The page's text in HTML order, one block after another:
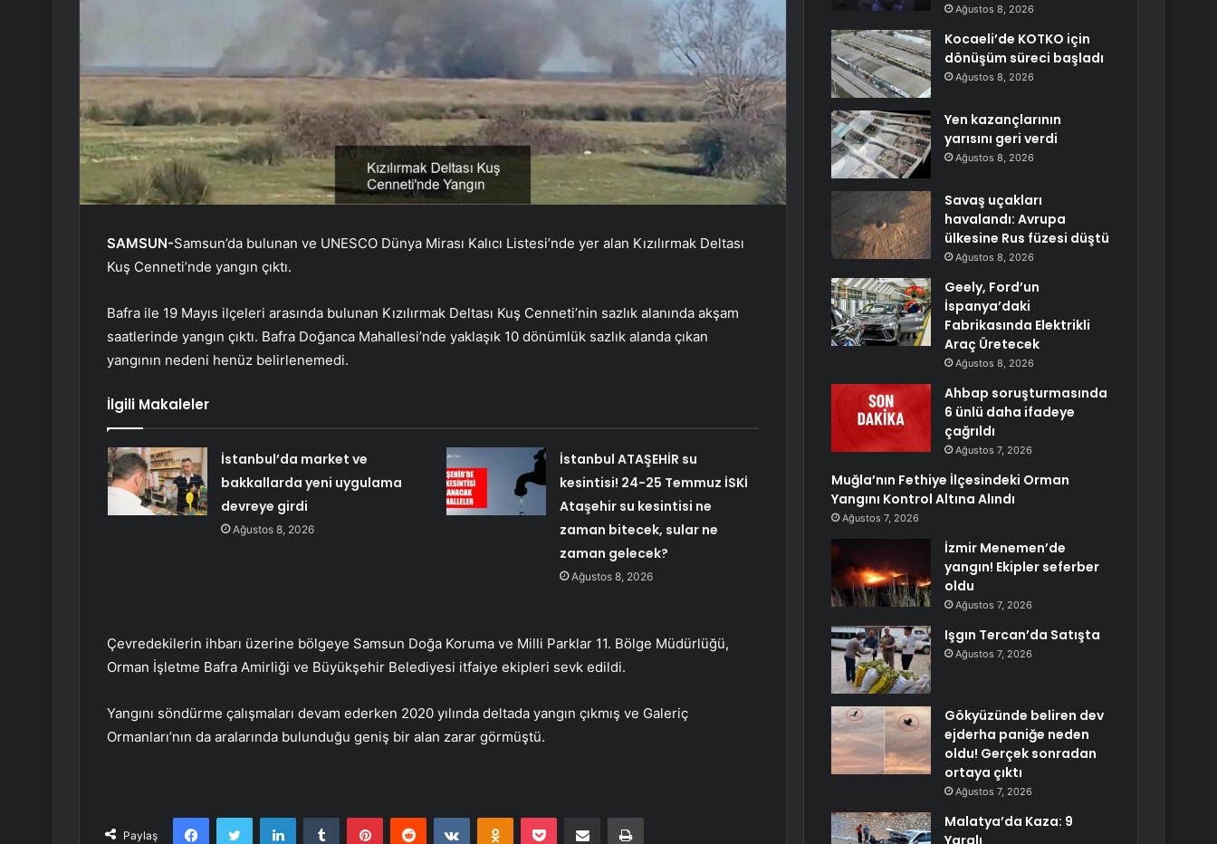
SAMSUN-Samsun’da bulunan ve UNESCO Dünya Mirası Kalıcı Listesi’nde yer alan Kızılırmak Deltası
Kuş Cenneti’nde yangın çıktı.
Bafra ile 19 Mayıs ilçeleri arasında bulunan Kızılırmak Deltası Kuş Cenneti’nin sazlık alanında akşam
saatlerinde yangın çıktı. Bafra Doğanca Mahallesi’nde yaklaşık 10 dönümlük sazlık alanda çıkan
yangının nedeni henüz belirlenemedi.
İlgili Makaleler
İstanbul’da market ve
bakkallarda yeni uygulama
devreye girdi
Ağustos 8, 2026
İstanbul ATAŞEHİR su
kesintisi! 24-25 Temmuz İSKİ
Ataşehir su kesintisi ne
zaman bitecek, sular ne
zaman gelecek?
Ağustos 8, 2026
Çevredekilerin ihbarı üzerine bölgeye Samsun Doğa Koruma ve Milli Parklar 11. Bölge Müdürlüğü,
Orman İşletme Bafra Amirliği ve Büyükşehir Belediyesi itfaiye ekipleri sevk edildi.
Yangını söndürme çalışmaları devam ederken 2020 yılında deltada yangın çıkmış ve Galeriç
Ormanları’nın da aralarında bulunduğu geniş bir alan zarar görmüştü.
Paylaş
FacebookTwitter LinkedInTumblr PinterestReddit VKontakteOdnoklassniki
Pocket E-Posta ile paylaş Yazdır
Ağustos 8, 2026
Kocaeli’de KOTKO için
dönüşüm süreci başladı
Ağustos 8, 2026
Yen kazançlarının
yarısını geri verdi
Ağustos 8, 2026
Savaş uçakları
havalandı: Avrupa
ülkesine Rus füzesi düştü
Ağustos 8, 2026
Geely, Ford’un
İspanya’daki
Fabrikasında Elektrikli
Araç Üretecek
Ağustos 8, 2026
Ahbap soruşturmasında
6 ünlü daha ifadeye
çağrıldı
Ağustos 7, 2026
Muğla’nın Fethiye İlçesindeki Orman
Yangını Kontrol Altına Alındı
Ağustos 7, 2026
İzmir Menemen’de
yangın! Ekipler seferber
oldu
Ağustos 7, 2026
Işgın Tercan’da Satışta
Ağustos 7, 2026
Gökyüzünde beliren dev
ejderha paniğe neden
oldu! Gerçek sonradan
ortaya çıktı
Ağustos 7, 2026
Malatya’da Kaza: 9
Yaralı